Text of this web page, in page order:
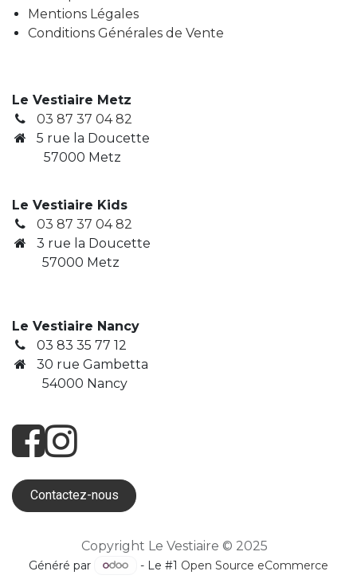
Mentions Légales
Conditions Générales de Vente
Le Vestiaire Metz
03 87 37 04 82
5 rue la Doucette
57000 Metz
Le Vestiaire Kids
03 87 37 04 82
3 rue la Doucette
​ 57000 Metz
Le Vestiaire Nancy
03 83 35 77 12
30 rue Gambetta
​ 54000 Nancy
Contactez-nous
Copyright Le Vestiaire © 2025
Généré par - Le #1 Open Source eCommerce